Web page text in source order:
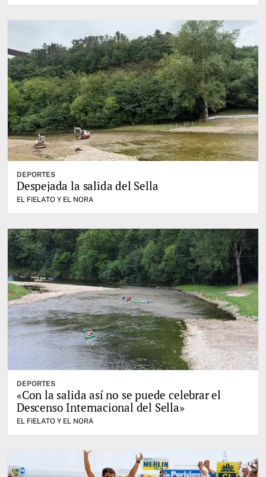
DEPORTES
Despejada la salida del Sella
EL FIELATO Y EL NORA
DEPORTES
«Con la salida así no se puede celebrar el
Descenso Internacional del Sella»
EL FIELATO Y EL NORA